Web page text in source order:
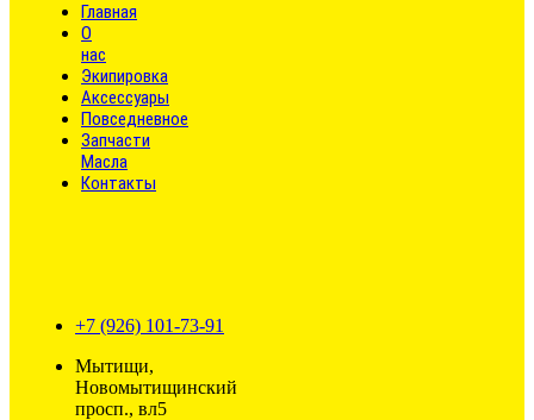
Главная
О
нас
Экипировка
Аксессуары
Повседневное
Запчасти
Масла
Контакты
+7 (926) 101-73-91
Мытищи,
Новомытищинский
просп., вл5